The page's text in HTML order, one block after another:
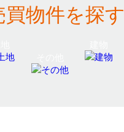
買物件を探す